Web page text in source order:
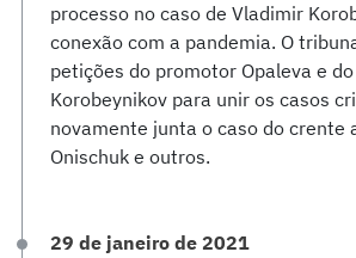
processo no caso de Vladimir
conexão com a pandemia. O
petições do promotor Opaleva e
Korobeynikov para unir os casos
novamente junta o caso do crente
Onischuk e outros.
29 de janeiro de 2021